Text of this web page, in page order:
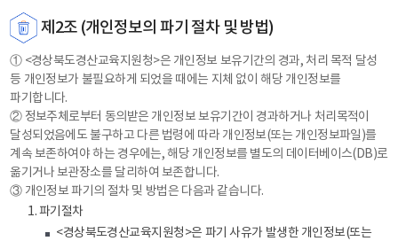
제2조 (개인정보의 파기 절차 및 방법)
① <경상북도경산교육지원청>은 개인정보 보유기간의 경과, 처리 목적 달성
등 개인정보가 불필요하게 되었을 때에는 지체 없이 해당 개인정보를
파기합니다.
② 정보주체로부터 동의받은 개인정보 보유기간이 경과하거나 처리목적이
달성되었음에도 불구하고 다른 법령에 따라 개인정보(또는 개인정보파일)를
계속 보존하여야 하는 경우에는, 해당 개인정보를 별도의 데이터베이스(DB)로
옮기거나 보관장소를 달리하여 보존합니다.
③ 개인정보 파기의 절차 및 방법은 다음과 같습니다.
1. 파기절차
<경상북도경산교육지원청>은 파기 사유가 발생한 개인정보(또는